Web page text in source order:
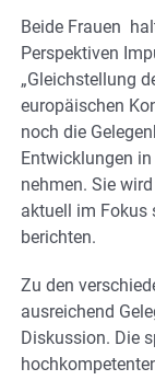
Beide Frauen
Perspektiven
„Gleichstellung
europäischen
noch die
Entwicklungen
nehmen. Sie
aktuell im Fokus
berichten.
Zu den
ausreichend
Diskussion. Die